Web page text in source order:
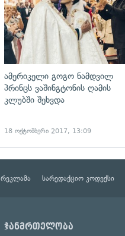
ამერიკელი გოგო ნამდვილ
პრინცს ვაშინგტონის ღამის
კლუბში შეხვდა
18 ოქტომბერი 2017, 13:09
რეკლამა სარედაქციო კოდექსი
ჯანმრთელობა